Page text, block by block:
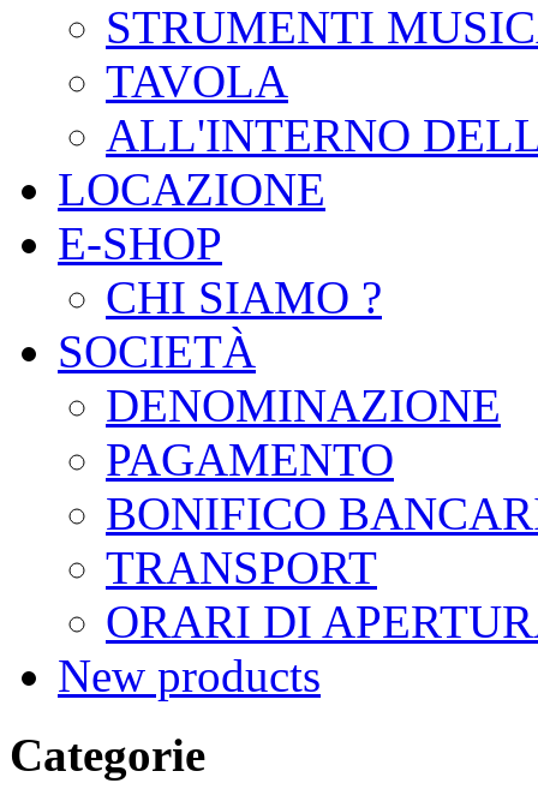
STRUMENTI
TAVOLA
ALL'INTERNO
LOCAZIONE
E-SHOP
CHI SIAMO ?
SOCIETÀ
DENOMINAZIONE
PAGAMENTO
BONIFICO
TRANSPORT
ORARI DI
New products
Categorie